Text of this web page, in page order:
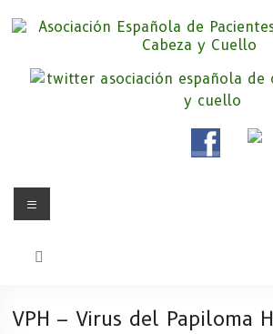
Asociación
Pacientes de Cáncer
Cuello
Somos la Asociación Española de Pacientes
cuello «APC», una asociación sin animo de
Menú
VPH – Virus del Papiloma